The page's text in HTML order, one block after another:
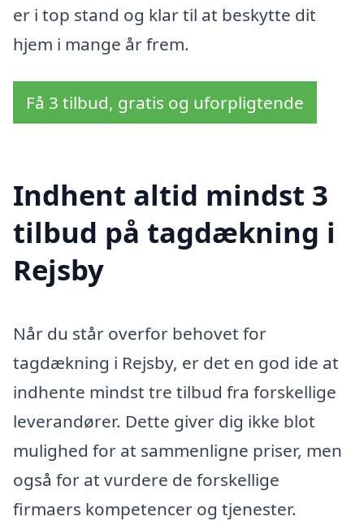
er i top stand og klar til at beskytte dit
hjem i mange år frem.
Få 3 tilbud, gratis og uforpligtende
Indhent altid mindst 3
tilbud på tagdækning i
Rejsby
Når du står overfor behovet for
tagdækning i Rejsby, er det en god ide at
indhente mindst tre tilbud fra forskellige
leverandører. Dette giver dig ikke blot
mulighed for at sammenligne priser, men
også for at vurdere de forskellige
firmaers kompetencer og tjenester.